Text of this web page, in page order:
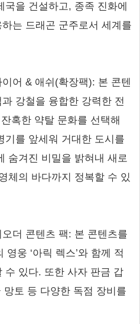
국을 건설하고, 종족 진화에
는 드래곤 군주로서 세계를
어 & 애쉬(확장팩): 본 콘텐
강철을 융합한 강력한 전
혹한 약탈 문화를 선택해
기를 앞세워 거대한 도시를
숨겨진 비밀을 밝혀내 새로
체의 바다까지 정복할 수 있
더 콘텐츠 팩: 본 콘텐츠를
영웅 ‘아릭 렉스’와 함께 적
수 있다. 또한 사자 판금 갑
토 등 다양한 독점 장비를